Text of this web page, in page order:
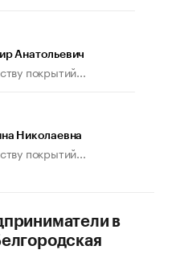
иначе». Как живет глава
Анатольевич
покрытий...
Николаевна
покрытий...
в